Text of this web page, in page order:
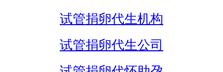
试管捐卵代生机构
试管捐卵代生公司